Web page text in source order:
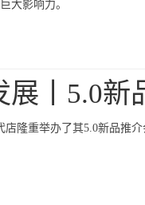
大影响力。
展丨5.0新
隆重举办了其5.0新品推